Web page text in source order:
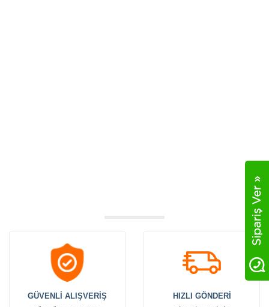
GÜVENLİ ALIŞVERİŞ HIZLI GÖNDERİ